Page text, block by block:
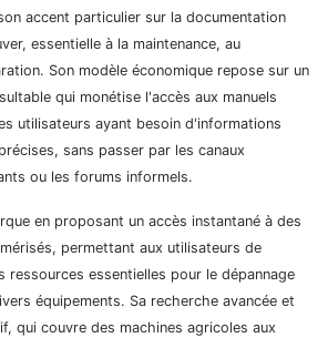
accent particulier sur la documentation
essentielle à la maintenance, au
Son modèle économique repose sur un
qui monétise l'accès aux manuels
utilisateurs ayant besoin d'informations
sans passer par les canaux
ou les forums informels.
en proposant un accès instantané à des
permettant aux utilisateurs de
ressources essentielles pour le dépannage
équipements. Sa recherche avancée et
qui couvre des machines agricoles aux